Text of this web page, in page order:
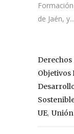
de Jaén, y...
Objetivos
UE,